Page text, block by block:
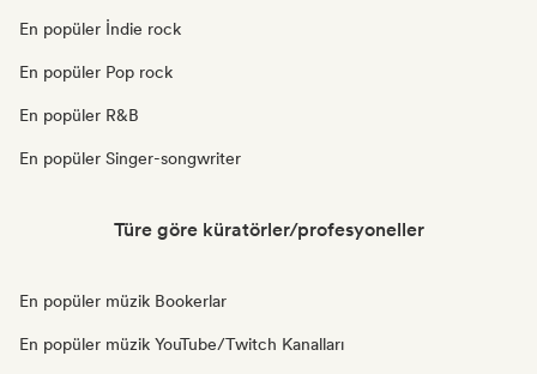
En popüler İndie rock
En popüler Pop rock
En popüler R&B
En popüler Singer-songwriter
Türe göre küratörler/profesyoneller
En popüler müzik Bookerlar
En popüler müzik YouTube/Twitch Kanalları